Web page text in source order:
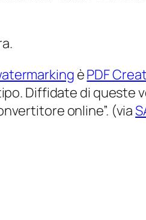
èPDF
Diffidate di queste
online”. (via